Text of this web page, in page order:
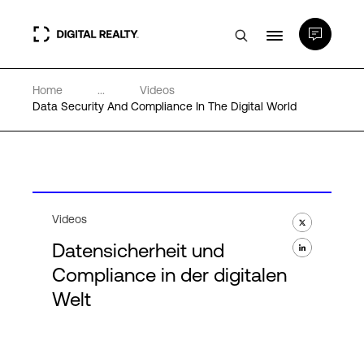
Rechenzentren
Wissenswertes
Über uns
Home ...
Videos
Data Security And Compliance In The Digital World
Videos
Datensicherheit und
Compliance in der digitalen
Welt